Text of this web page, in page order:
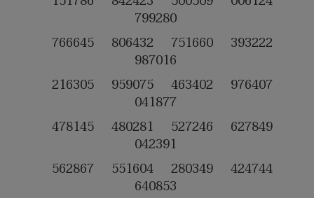
799280
766645 806432 751660 393222
987016
216305 959075 463402 976407
041877
478145 480281 527246 627849
042391
562867 551604 280349 424744
640853